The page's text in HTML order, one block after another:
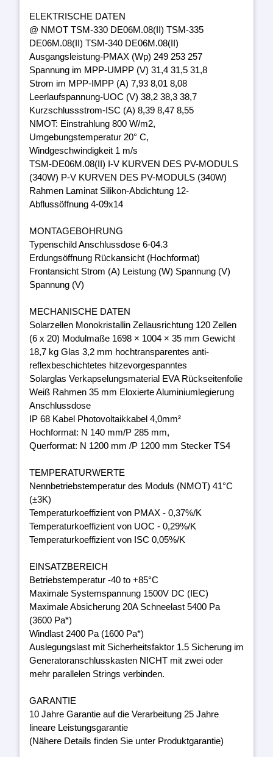
ELEKTRISCHE DATEN
@ NMOT TSM-330 DE06M.08(II) TSM-335
DE06M.08(II) TSM-340 DE06M.08(II)
Ausgangsleistung-PMAX (Wp) 249 253 257
Spannung im MPP-UMPP (V) 31,4 31,5 31,8
Strom im MPP-IMPP (A) 7,93 8,01 8,08
Leerlaufspannung-UOC (V) 38,2 38,3 38,7
Kurzschlussstrom-ISC (A) 8,39 8,47 8,55
NMOT: Einstrahlung 800 W/m2,
Umgebungstemperatur 20° C,
Windgeschwindigkeit 1 m/s
TSM-DE06M.08(II) I-V KURVEN DES PV-MODULS
(340W) P-V KURVEN DES PV-MODULS (340W)
Rahmen Laminat Silikon-Abdichtung 12-
Abflussöffnung 4-09x14
MONTAGEBOHRUNG
Typenschild Anschlussdose 6-04.3
Erdungsöffnung Rückansicht (Hochformat)
Frontansicht Strom (A) Leistung (W) Spannung (V)
Spannung (V)
MECHANISCHE DATEN
Solarzellen Monokristallin Zellausrichtung 120 Zellen
(6 x 20) Modulmaße 1698 × 1004 × 35 mm Gewicht
18,7 kg Glas 3,2 mm hochtransparentes anti-
reflexbeschichtetes hitzevorgespanntes
Solarglas Verkapselungsmaterial EVA Rückseitenfolie
Weiß Rahmen 35 mm Eloxierte Aluminiumlegierung
Anschlussdose
IP 68 Kabel Photovoltaikkabel 4,0mm²
Hochformat: N 140 mm/P 285 mm,
Querformat: N 1200 mm /P 1200 mm Stecker TS4
TEMPERATURWERTE
Nennbetriebstemperatur des Moduls (NMOT) 41°C
(±3K)
Temperaturkoeffizient von PMAX - 0,37%/K
Temperaturkoeffizient von UOC - 0,29%/K
Temperaturkoeffizient von ISC 0,05%/K
EINSATZBEREICH
Betriebstemperatur -40 to +85°C
Maximale Systemspannung 1500V DC (IEC)
Maximale Absicherung 20A Schneelast 5400 Pa
(3600 Pa*)
Windlast 2400 Pa (1600 Pa*)
Auslegungslast mit Sicherheitsfaktor 1.5 Sicherung im
Generatoranschlusskasten NICHT mit zwei oder
mehr parallelen Strings verbinden.
GARANTIE
10 Jahre Garantie auf die Verarbeitung 25 Jahre
lineare Leistungsgarantie
(Nähere Details finden Sie unter Produktgarantie)